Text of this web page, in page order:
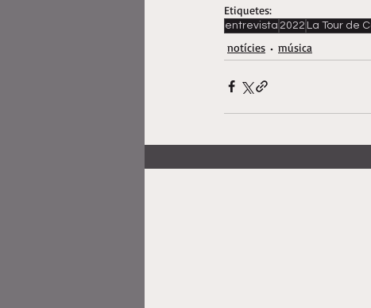
Etiquetes:
entrevista 2022 La Tour de
notícies música